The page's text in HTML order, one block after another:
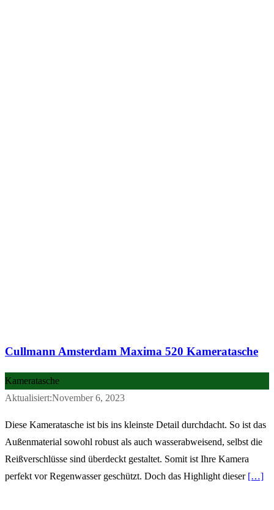
Cullmann Amsterdam Maxima 520 Kameratasche
Kameratasche
Aktualisiert:November 6, 2023
Diese Kameratasche ist bis ins kleinste Detail durchdacht. So ist das
Außenmaterial sowohl robust als auch wasserabweisend, selbst die
Reißverschlüsse sind überdeckt gestaltet. Somit ist Ihre Kamera
perfekt vor Regenwasser geschützt. Doch das Highlight dieser […]